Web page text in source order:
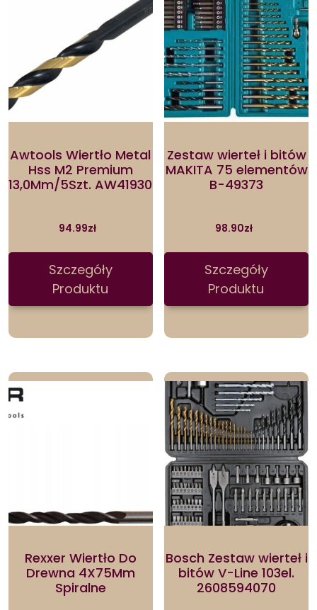
Awtools Wiertło Metal
Hss M2 Premium
13,0Mm/5Szt. AW41930
94.99zł
Szczegóły
Produktu
Zestaw wierteł i bitów
MAKITA 75 elementów
B-49373
98.90zł
Szczegóły
Produktu
Rexxer Wiertło Do
Drewna 4X75Mm
Spiralne
Bosch Zestaw wierteł i
bitów V-Line 103el.
2608594070